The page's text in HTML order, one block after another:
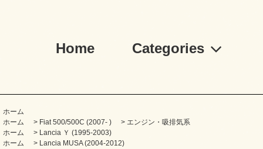
Home Categories
ホーム
ホーム
> Fiat 500/500C (2007- ) > エンジン・吸排気系
ホーム
> Lancia Ｙ (1995-2003)
ホーム
> Lancia MUSA (2004-2012)